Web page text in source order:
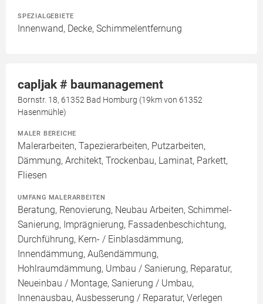
SPEZIALGEBIETE
Innenwand, Decke, Schimmelentfernung
capljak # baumanagement
Bornstr. 18, 61352 Bad Homburg (19km von 61352
Hasenmühle)
MALER BEREICHE
Malerarbeiten, Tapezierarbeiten, Putzarbeiten,
Dämmung, Architekt, Trockenbau, Laminat, Parkett,
Fliesen
UMFANG MALERARBEITEN
Beratung, Renovierung, Neubau Arbeiten, Schimmel-
Sanierung, Imprägnierung, Fassadenbeschichtung,
Durchführung, Kern- / Einblasdämmung,
Innendämmung, Außendämmung,
Hohlraumdämmung, Umbau / Sanierung, Reparatur,
Neueinbau / Montage, Sanierung / Umbau,
Innenausbau, Ausbesserung / Reparatur, Verlegen